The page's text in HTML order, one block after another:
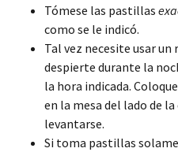
Tómese las pastillas
como se le indicó.
Tal vez necesite usar
despierte durante la
la hora indicada.
en la mesa del lado de
levantarse.
Si toma pastillas